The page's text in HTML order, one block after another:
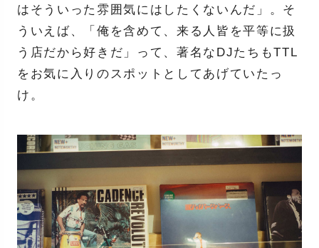
はそういった雰囲気にはしたくないんだ」。そ
ういえば、「俺を含めて、来る人皆を平等に扱
う店だから好きだ」って、著名なDJたちもTTL
をお気に入りのスポットとしてあげていたっ
け。